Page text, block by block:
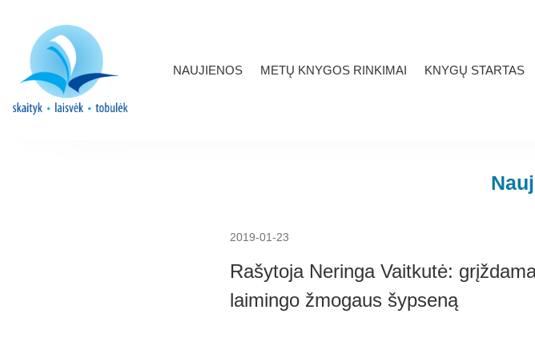
NAUJIENOS METŲ KNYGOS RINKIMAI KNYGŲ STARTAS
2019-01-23
Rašytoja Neringa Vaitkutė:
laimingo žmogaus šypseną